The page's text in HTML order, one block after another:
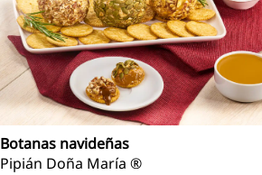
Botanas navideñas
Pipián Doña María ®